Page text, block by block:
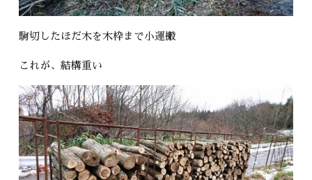
駒切したほだ木を木枠まで小運搬
これが、結構重い